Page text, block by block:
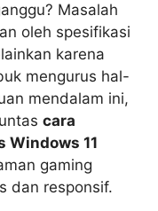
Masalah
oleh spesifikasi
karena
mengurus hal-
mendalam ini,
cara
Windows 11
gaming
dan responsif.